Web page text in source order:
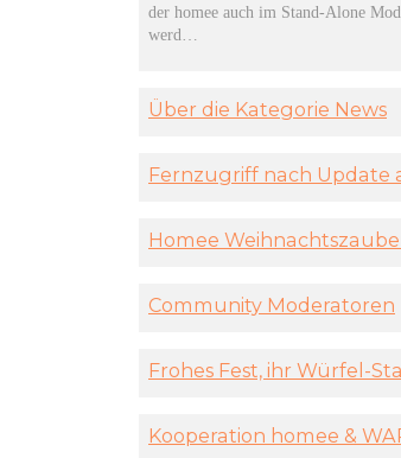
der homee auch im Stand-Alone
werd…
Über die Kategorie News
Fernzugriff nach Update
Homee
Community Moderatoren
Frohes Fest, ihr Würfel-
Kooperation homee &